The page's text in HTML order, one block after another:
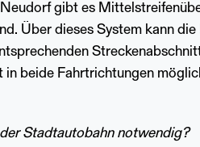
gibt es
Über dieses System kann
beide Fahrtrichtungen
Stadtautobahn notwendig?